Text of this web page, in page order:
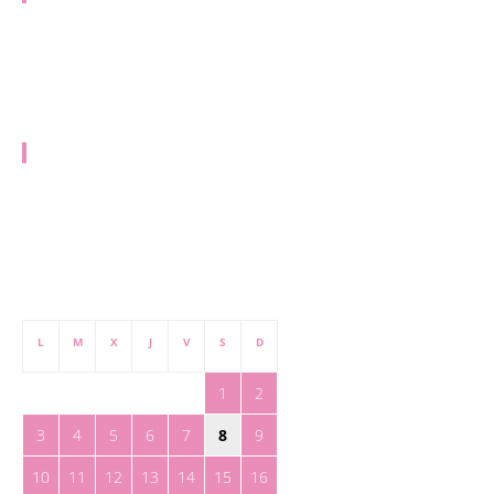
L M X J V S D
1
2
3
4 5 6 7 8
9
10
11 12 13 14 15
16